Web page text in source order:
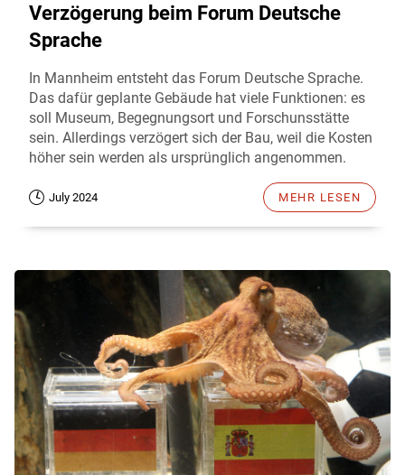
Verzögerung beim Forum Deutsche
Sprache
In Mannheim entsteht das Forum Deutsche Sprache.
Das dafür geplante Gebäude hat viele Funktionen: es
soll Museum, Begegnungsort und Forschunsstätte
sein. Allerdings verzögert sich der Bau, weil die Kosten
höher sein werden als ursprünglich angenommen.
July 2024 MEHR LESEN